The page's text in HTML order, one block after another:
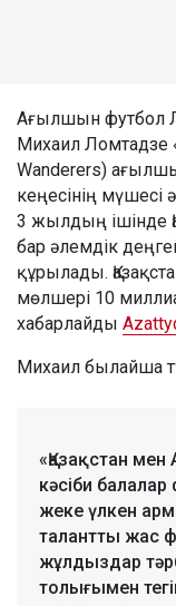
Ағылшын футбол
Михаил Ломтадзе
Wanderers)
кеңесінің мүшесі
3 жылдың ішінде
бар әлемдік
құрылады.
мөлшері 10
хабарлайды
Михаил былайша
«Қазақстан мен
кәсіби
жеке үлкен
талантты жас
жұлдыздар
толығымен